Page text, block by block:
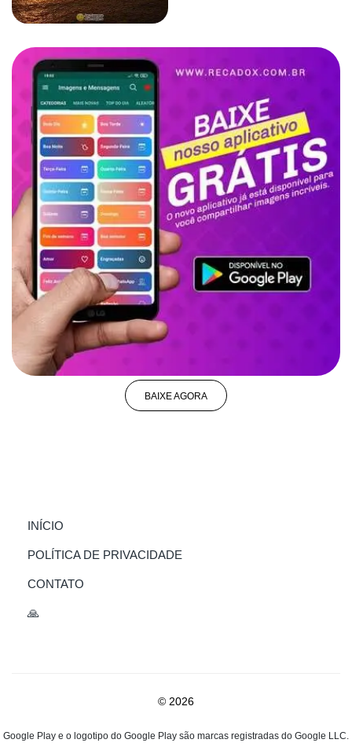
BAIXE AGORA
INÍCIO
POLÍTICA DE PRIVACIDADE
CONTATO
🙏
© 2026
Google Play e o logotipo do Google Play são marcas registradas do Google LLC.